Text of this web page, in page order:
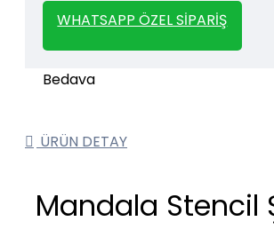
WHATSAPP ÖZEL SIPARIŞ
ÜRÜN DETAY
Mandala Stencil